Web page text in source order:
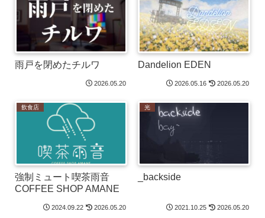
雨戸を閉めたチルワ
2026.05.20
Dandelion EDEN
2026.05.16 2026.05.20
飲食店
強制ミュート喫茶雨音
COFFEE SHOP AMANE
2024.09.22 2026.05.20
光
_backside
2021.10.25 2026.05.20